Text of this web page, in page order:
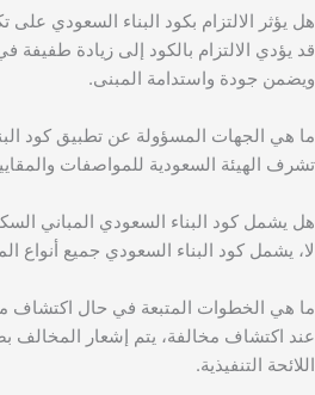
هل يؤثر الالتزام بكود البناء السعودي على
ويضمن جودة واستدامة المبنى.
ما هي الجهات المسؤولة عن تطبيق كود
تشرف الهيئة السعودية للمواصفات
هل يشمل كود البناء السعودي المباني
لا، يشمل كود البناء السعودي جميع أنواع
ما هي الخطوات المتبعة في حال اكتشاف
عند اكتشاف مخالفة، يتم إشعار
اللائحة التنفيذية.